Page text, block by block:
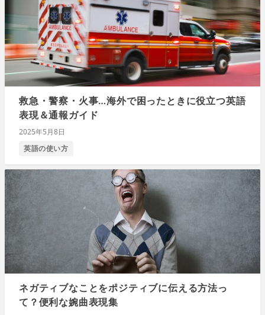
救急・警察・火事…海外で困ったときに役立つ英語
表現＆通報ガイド
2025年5月8日
英語の使い方
ネガティブなことをポジティブに伝える方法っ
て？便利な婉曲表現集